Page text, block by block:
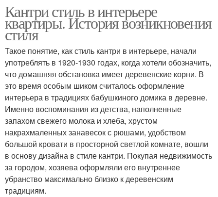
Кантри стиль в интерьере
квартиры. История возникновения
стиля
Такое понятие, как стиль кантри в интерьере, начали
употреблять в 1920-1930 годах, когда хотели обозначить,
что домашняя обстановка имеет деревенские корни. В
это время особым шиком считалось оформление
интерьера в традициях бабушкиного домика в деревне.
Именно воспоминания из детства, наполненные
запахом свежего молока и хлеба, хрустом
накрахмаленных занавесок с рюшами, удобством
большой кровати в просторной светлой комнате, вошли
в основу дизайна в стиле кантри. Покупая недвижимость
за городом, хозяева оформляли его внутреннее
убранство максимально близко к деревенским
традициям.